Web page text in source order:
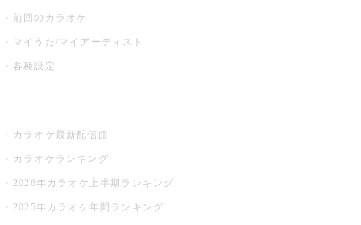
前回のカラオケ
マイうた/マイアーティスト
各種設定
カラオケ最新配信曲
カラオケランキング
2026年カラオケ上半期ランキング
2025年カラオケ年間ランキング